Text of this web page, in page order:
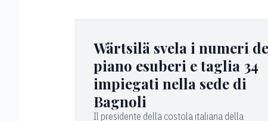
Wärtsilä svela i numeri
piano esuberi e taglia 34
impiegati nella sede di
Bagnoli
Il presidente della costola italiana della